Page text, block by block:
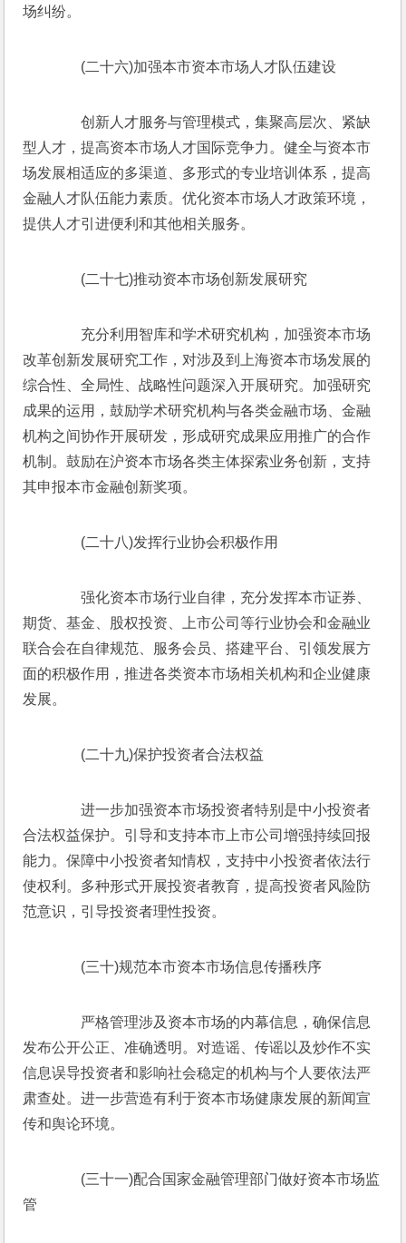
场纠纷。
(二十六)加强本市资本市场人才队伍建设
创新人才服务与管理模式，集聚高层次、紧缺
型人才，提高资本市场人才国际竞争力。健全与资本市
场发展相适应的多渠道、多形式的专业培训体系，提高
金融人才队伍能力素质。优化资本市场人才政策环境，
提供人才引进便利和其他相关服务。
(二十七)推动资本市场创新发展研究
充分利用智库和学术研究机构，加强资本市场
改革创新发展研究工作，对涉及到上海资本市场发展的
综合性、全局性、战略性问题深入开展研究。加强研究
成果的运用，鼓励学术研究机构与各类金融市场、金融
机构之间协作开展研发，形成研究成果应用推广的合作
机制。鼓励在沪资本市场各类主体探索业务创新，支持
其申报本市金融创新奖项。
(二十八)发挥行业协会积极作用
强化资本市场行业自律，充分发挥本市证券、
期货、基金、股权投资、上市公司等行业协会和金融业
联合会在自律规范、服务会员、搭建平台、引领发展方
面的积极作用，推进各类资本市场相关机构和企业健康
发展。
(二十九)保护投资者合法权益
进一步加强资本市场投资者特别是中小投资者
合法权益保护。引导和支持本市上市公司增强持续回报
能力。保障中小投资者知情权，支持中小投资者依法行
使权利。多种形式开展投资者教育，提高投资者风险防
范意识，引导投资者理性投资。
(三十)规范本市资本市场信息传播秩序
严格管理涉及资本市场的内幕信息，确保信息
发布公开公正、准确透明。对造谣、传谣以及炒作不实
信息误导投资者和影响社会稳定的机构与个人要依法严
肃查处。进一步营造有利于资本市场健康发展的新闻宣
传和舆论环境。
(三十一)配合国家金融管理部门做好资本市场监
管